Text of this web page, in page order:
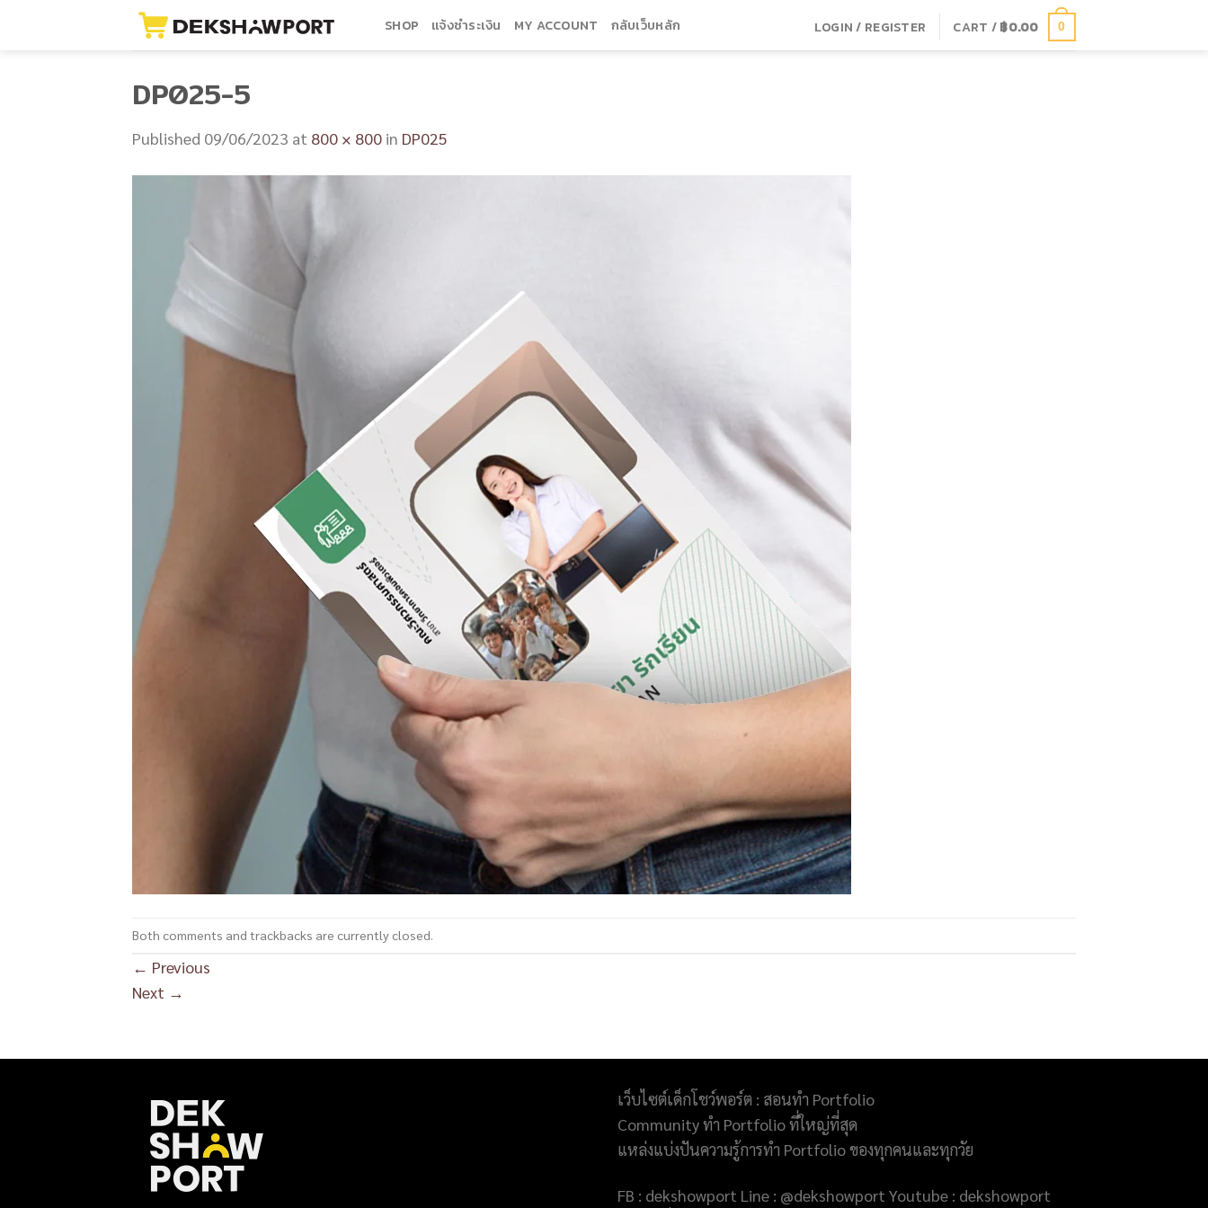
SHOP แจ้งชำระเงิน MY ACCOUNT กลับเว็บหลัก LOGIN / REGISTER CART /฿0.00 0
DP025-5
Published 09/06/2023 at 800 × 800 in DP025
Both comments and trackbacks are currently closed.
← Previous
Next →
เว็บไซต์เด็กโชว์พอร์ต : สอนทำ Portfolio
Community ทำ Portfolio ที่ใหญ่ที่สุด
แหล่งแบ่งปันความรู้การทำ Portfolio ของทุกคนและทุกวัย
FB : dekshowport Line : @dekshowport Youtube : dekshowport